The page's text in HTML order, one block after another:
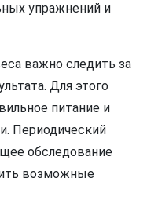
упражнений и
важно следить за
Для этого
питание и
Периодический
обследование
возможные